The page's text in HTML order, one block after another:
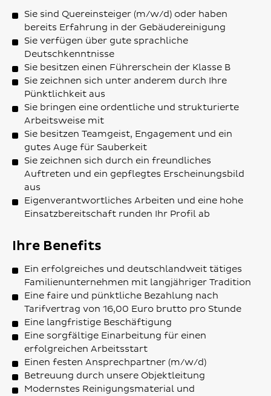
Sie sind Quereinsteiger (m/w/d) oder haben
bereits Erfahrung in der Gebäudereinigung
Sie verfügen über gute sprachliche
Deutschkenntnisse
Sie besitzen einen Führerschein der Klasse B
Sie zeichnen sich unter anderem durch Ihre
Pünktlichkeit aus
Sie bringen eine ordentliche und strukturierte
Arbeitsweise mit
Sie besitzen Teamgeist, Engagement und ein
gutes Auge für Sauberkeit
Sie zeichnen sich durch ein freundliches
Auftreten und ein gepflegtes Erscheinungsbild
aus
Eigenverantwortliches Arbeiten und eine hohe
Einsatzbereitschaft runden Ihr Profil ab
Ihre Benefits
Ein erfolgreiches und deutschlandweit tätiges
Familienunternehmen mit langjähriger Tradition
Eine faire und pünktliche Bezahlung nach
Tarifvertrag von 16,00 Euro brutto pro Stunde
Eine langfristige Beschäftigung
Eine sorgfältige Einarbeitung für einen
erfolgreichen Arbeitsstart
Einen festen Ansprechpartner (m/w/d)
Betreuung durch unsere Objektleitung
Modernstes Reinigungsmaterial und